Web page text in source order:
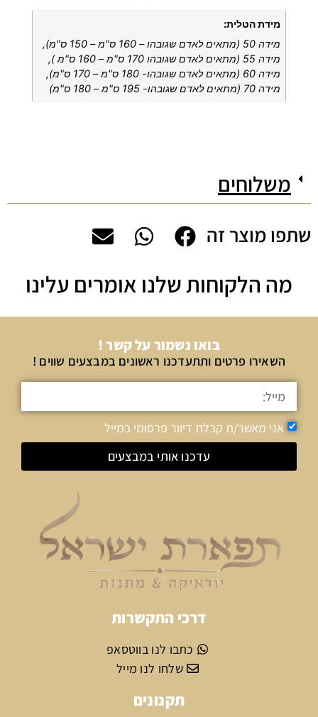
מידת הטלית:
מידה 50 (מתאים לאדם שגובהו – 160 ס"מ – 150 ס"מ),
מידה 55 (מתאים לאדם שגובהו 170 ס"מ – 160 ס"מ ),
מידה 60 (מתאים לאדם שגובהו- 180 ס"מ – 170 ס"מ),
מידה 70 (מתאים לאדם שגובהו- 195 ס"מ – 180 ס"מ)
משלוחים
שתפו מוצר זה
מה הלקוחות שלנו אומרים עלינו
בואו נשמור על קשר !
השאירו פרטים ותתעדכנו ראשונים במבצעים שווים !
אני מאשר/ת קבלת דיוור פרסומי במייל
עדכנו אותי במבצעים
דרכי התקשרות
כתבו לנו בווטסאפ
שלחו לנו מייל
תקנונים